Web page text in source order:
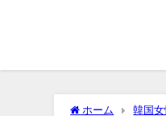
ホーム 韓国